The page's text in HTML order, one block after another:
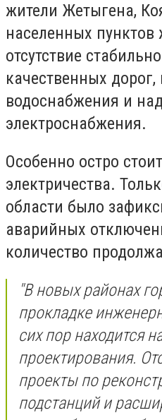
жители Жетыгена,
населенных пунктов
отсутствие
качественных
водоснабжения и
электроснабжения.
Особенно остро
электричества.
области было
аварийных
количество
"В новых районах
прокладке
сих пор находится
проектирования.
проекты по
подстанций и